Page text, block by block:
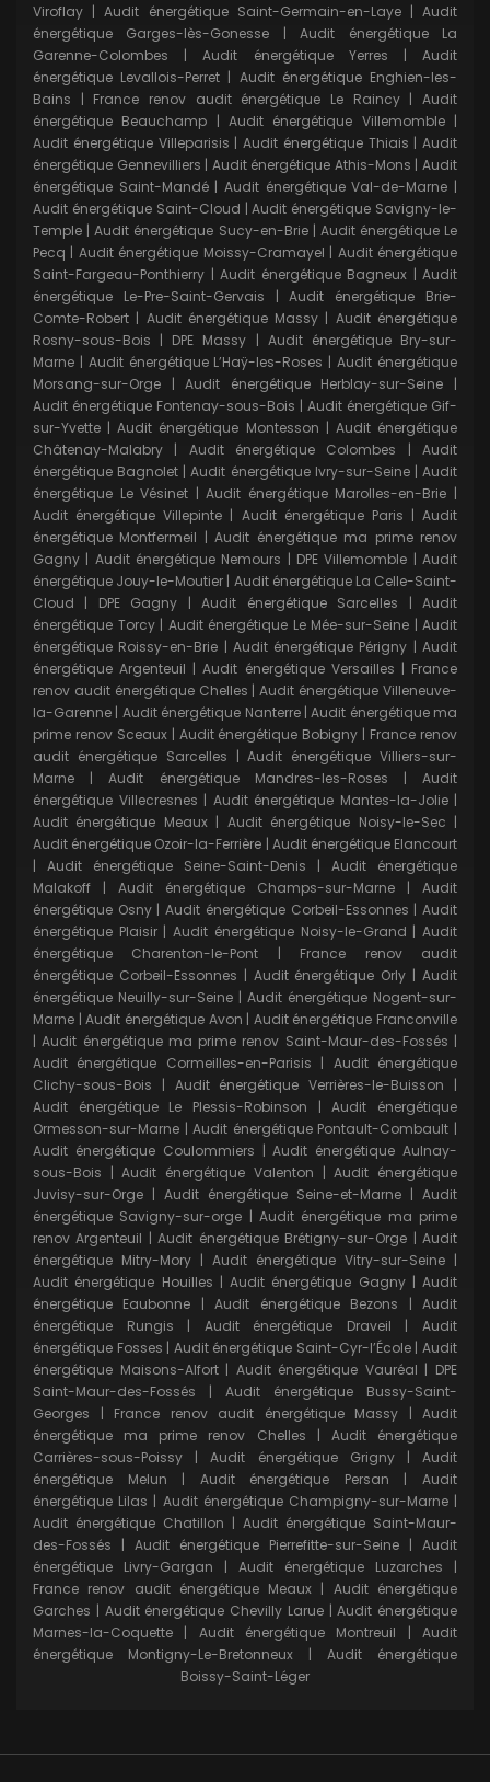
Viroflay |Audit énergétique Saint-Germain-en-Laye|Audit
énergétique Garges-lès-Gonesse |Audit énergétique La
Garenne-Colombes |Audit énergétique Yerres |Audit
énergétique Levallois-Perret | Audit énergétique Enghien-les-
Bains | France renov audit énergétique Le Raincy|Audit
énergétique Beauchamp |Audit énergétique Villemomble|
Audit énergétique Villeparisis | Audit énergétique Thiais | Audit
énergétique Gennevilliers | Audit énergétique Athis-Mons |Audit
énergétique Saint-Mandé|Audit énergétique Val-de-Marne |
Audit énergétique Saint-Cloud |Audit énergétique Savigny-le-
Temple |Audit énergétique Sucy-en-Brie| Audit énergétique Le
Pecq | Audit énergétique Moissy-Cramayel | Audit énergétique
Saint-Fargeau-Ponthierry | Audit énergétique Bagneux | Audit
énergétique Le-Pre-Saint-Gervais |Audit énergétique Brie-
Comte-Robert | Audit énergétique Massy | Audit énergétique
Rosny-sous-Bois | DPE Massy | Audit énergétique Bry-sur-
Marne | Audit énergétique L’Haÿ-les-Roses |Audit énergétique
Morsang-sur-Orge |Audit énergétique Herblay-sur-Seine |
Audit énergétique Fontenay-sous-Bois | Audit énergétique Gif-
sur-Yvette |Audit énergétique Montesson | Audit énergétique
Châtenay-Malabry | Audit énergétique Colombes |Audit
énergétique Bagnolet |Audit énergétique Ivry-sur-Seine|Audit
énergétique Le Vésinet |Audit énergétique Marolles-en-Brie |
Audit énergétique Villepinte | Audit énergétique Paris | Audit
énergétique Montfermeil |Audit énergétique ma prime renov
Gagny | Audit énergétique Nemours | DPE Villemomble |Audit
énergétique Jouy-le-Moutier | Audit énergétique La Celle-Saint-
Cloud | DPE Gagny |Audit énergétique Sarcelles |Audit
énergétique Torcy| Audit énergétique Le Mée-sur-Seine | Audit
énergétique Roissy-en-Brie | Audit énergétique Périgny |Audit
énergétique Argenteuil |Audit énergétique Versailles | France
renov audit énergétique Chelles |Audit énergétique Villeneuve-
la-Garenne | Audit énergétique Nanterre|Audit énergétique ma
prime renov Sceaux| Audit énergétique Bobigny | France renov
audit énergétique Sarcelles |Audit énergétique Villiers-sur-
Marne |Audit énergétique Mandres-les-Roses |Audit
énergétique Villecresnes | Audit énergétique Mantes-la-Jolie|
Audit énergétique Meaux| Audit énergétique Noisy-le-Sec |
Audit énergétique Ozoir-la-Ferrière | Audit énergétique Elancourt
| Audit énergétique Seine-Saint-Denis | Audit énergétique
Malakoff | Audit énergétique Champs-sur-Marne | Audit
énergétique Osny|Audit énergétique Corbeil-Essonnes |Audit
énergétique Plaisir|Audit énergétique Noisy-le-Grand |Audit
énergétique Charenton-le-Pont | France renov audit
énergétique Corbeil-Essonnes | Audit énergétique Orly |Audit
énergétique Neuilly-sur-Seine | Audit énergétique Nogent-sur-
Marne |Audit énergétique Avon | Audit énergétique Franconville
|Audit énergétique ma prime renov Saint-Maur-des-Fossés |
Audit énergétique Cormeilles-en-Parisis | Audit énergétique
Clichy-sous-Bois | Audit énergétique Verrières-le-Buisson |
Audit énergétique Le Plessis-Robinson |Audit énergétique
Ormesson-sur-Marne |Audit énergétique Pontault-Combault |
Audit énergétique Coulommiers |Audit énergétique Aulnay-
sous-Bois |Audit énergétique Valenton |Audit énergétique
Juvisy-sur-Orge | Audit énergétique Seine-et-Marne | Audit
énergétique Savigny-sur-orge |Audit énergétique ma prime
renov Argenteuil |Audit énergétique Brétigny-sur-Orge |Audit
énergétique Mitry-Mory | Audit énergétique Vitry-sur-Seine |
Audit énergétique Houilles | Audit énergétique Gagny| Audit
énergétique Eaubonne |Audit énergétique Bezons |Audit
énergétique Rungis | Audit énergétique Draveil |Audit
énergétique Fosses | Audit énergétique Saint-Cyr-l’École|Audit
énergétique Maisons-Alfort| Audit énergétique Vauréal | DPE
Saint-Maur-des-Fossés | Audit énergétique Bussy-Saint-
Georges | France renov audit énergétique Massy | Audit
énergétique ma prime renov Chelles | Audit énergétique
Carrières-sous-Poissy |Audit énergétique Grigny|Audit
énergétique Melun | Audit énergétique Persan |Audit
énergétique Lilas | Audit énergétique Champigny-sur-Marne|
Audit énergétique Chatillon | Audit énergétique Saint-Maur-
des-Fossés | Audit énergétique Pierrefitte-sur-Seine | Audit
énergétique Livry-Gargan | Audit énergétique Luzarches |
France renov audit énergétique Meaux | Audit énergétique
Garches | Audit énergétique Chevilly Larue|Audit énergétique
Marnes-la-Coquette | Audit énergétique Montreuil |Audit
énergétique Montigny-Le-Bretonneux | Audit énergétique
Boissy-Saint-Léger